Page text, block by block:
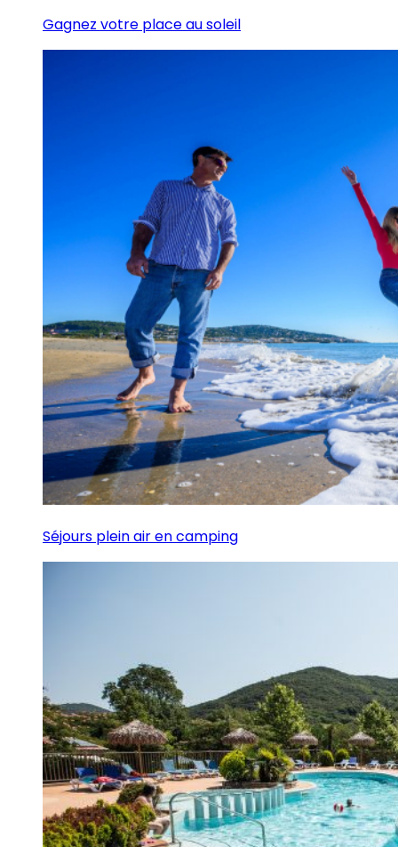
Gagnez votre place au soleil
Séjours plein air en camping